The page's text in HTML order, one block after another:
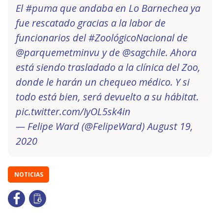
El#puma que andaba en Lo Barnechea ya
fue rescatado gracias a la labor de
funcionarios del#ZoológicoNacionalde
@parquemetminvu y de @sagchile. Ahora
está siendo trasladado a la clínica del Zoo,
donde le harán un chequeo médico. Y si
todo está bien, será devuelto a su hábitat.
pic.twitter.com/IyOL5sk4in
— Felipe Ward (@FelipeWard)August 19,
2020
NOTICIAS